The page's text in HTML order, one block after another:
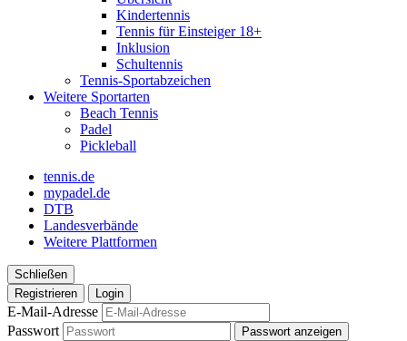
Kindertennis
Tennis für Einsteiger 18+
Inklusion
Schultennis
Tennis-Sportabzeichen
Weitere Sportarten
Beach Tennis
Padel
Pickleball
tennis.de
mypadel.de
DTB
Landesverbände
Weitere Plattformen
Schließen
Registrieren
Login
E-Mail-Adresse
Passwort
Passwort anzeigen